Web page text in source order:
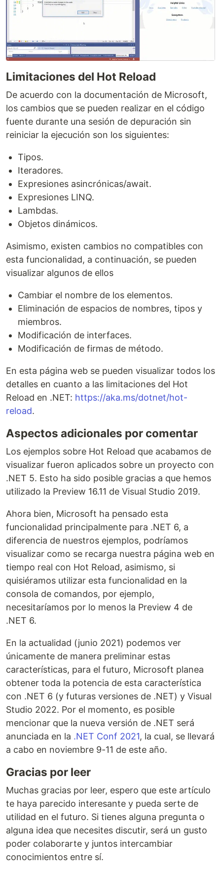
Limitaciones del Hot Reload
De acuerdo con la documentación de Microsoft,
los cambios que se pueden realizar en el código
fuente durante una sesión de depuración sin
reiniciar la ejecución son los siguientes:
Tipos.
Iteradores.
Expresiones asincrónicas/await.
Expresiones LINQ.
Lambdas.
Objetos dinámicos.
Asimismo, existen cambios no compatibles con
esta funcionalidad, a continuación, se pueden
visualizar algunos de ellos
Cambiar el nombre de los elementos.
Eliminación de espacios de nombres, tipos y
miembros.
Modificación de interfaces.
Modificación de firmas de método.
En esta página web se pueden visualizar todos los
detalles en cuanto a las limitaciones del Hot
Reload en .NET: https://aka.ms/dotnet/hot-
reload.
Aspectos adicionales por comentar
Los ejemplos sobre Hot Reload que acabamos de
visualizar fueron aplicados sobre un proyecto con
.NET 5. Esto ha sido posible gracias a que hemos
utilizado la Preview 16.11 de Visual Studio 2019.
Ahora bien, Microsoft ha pensado esta
funcionalidad principalmente para .NET 6, a
diferencia de nuestros ejemplos, podríamos
visualizar como se recarga nuestra página web en
tiempo real con Hot Reload, asimismo, si
quisiéramos utilizar esta funcionalidad en la
consola de comandos, por ejemplo,
necesitaríamos por lo menos la Preview 4 de
.NET 6.
En la actualidad (junio 2021) podemos ver
únicamente de manera preliminar estas
características, para el futuro, Microsoft planea
obtener toda la potencia de esta característica
con .NET 6 (y futuras versiones de .NET) y Visual
Studio 2022. Por el momento, es posible
mencionar que la nueva versión de .NET será
anunciada en la .NET Conf 2021, la cual, se llevará
a cabo en noviembre 9-11 de este año.
Gracias por leer
Muchas gracias por leer, espero que este artículo
te haya parecido interesante y pueda serte de
utilidad en el futuro. Si tienes alguna pregunta o
alguna idea que necesites discutir, será un gusto
poder colaborarte y juntos intercambiar
conocimientos entre sí.